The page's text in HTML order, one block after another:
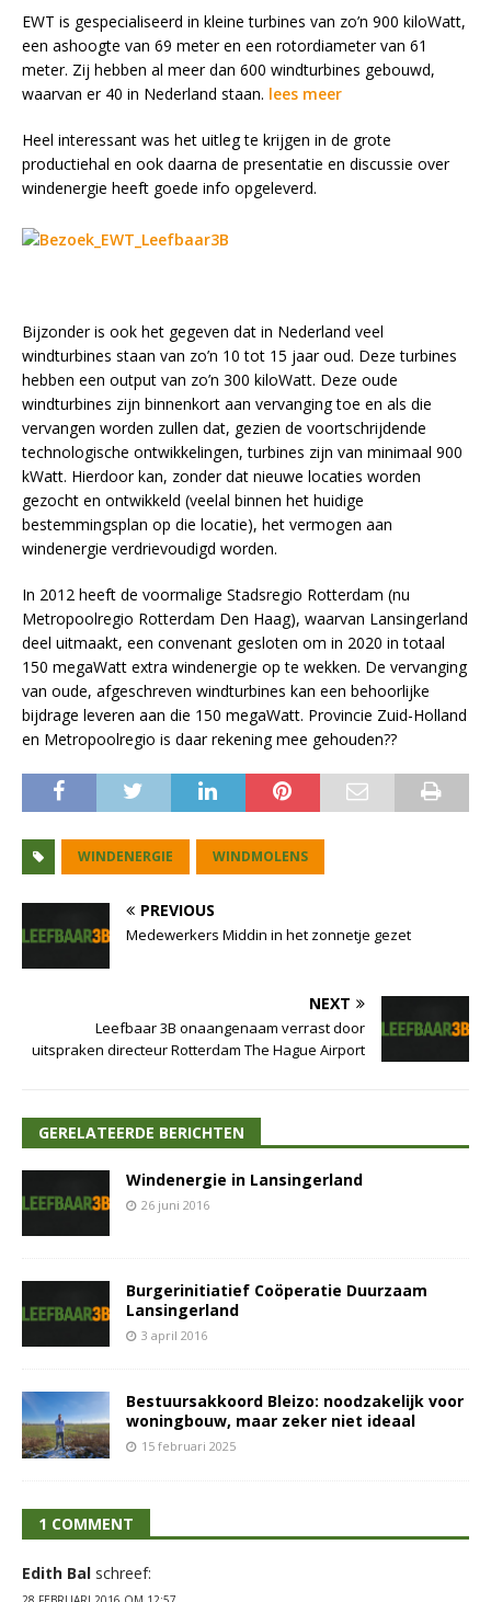
EWT is gespecialiseerd in kleine turbines van zo’n 900 kiloWatt,
een ashoogte van 69 meter en een rotordiameter van 61
meter. Zij hebben al meer dan 600 windturbines gebouwd,
waarvan er 40 in Nederland staan. lees meer
Heel interessant was het uitleg te krijgen in de grote
productiehal en ook daarna de presentatie en discussie over
windenergie heeft goede info opgeleverd.
Bijzonder is ook het gegeven dat in Nederland veel
windturbines staan van zo’n 10 tot 15 jaar oud. Deze turbines
hebben een output van zo’n 300 kiloWatt. Deze oude
windturbines zijn binnenkort aan vervanging toe en als die
vervangen worden zullen dat, gezien de voortschrijdende
technologische ontwikkelingen, turbines zijn van minimaal 900
kWatt. Hierdoor kan, zonder dat nieuwe locaties worden
gezocht en ontwikkeld (veelal binnen het huidige
bestemmingsplan op die locatie), het vermogen aan
windenergie verdrievoudigd worden.
In 2012 heeft de voormalige Stadsregio Rotterdam (nu
Metropoolregio Rotterdam Den Haag), waarvan Lansingerland
deel uitmaakt, een convenant gesloten om in 2020 in totaal
150 megaWatt extra windenergie op te wekken. De vervanging
van oude, afgeschreven windturbines kan een behoorlijke
bijdrage leveren aan die 150 megaWatt. Provincie Zuid-Holland
en Metropoolregio is daar rekening mee gehouden??
WINDENERGIE WINDMOLENS
PREVIOUS
Medewerkers Middin in het zonnetje gezet
NEXT
Leefbaar 3B onaangenaam verrast door
uitspraken directeur Rotterdam The Hague Airport
GERELATEERDE BERICHTEN
Windenergie in Lansingerland
26 juni 2016
Burgerinitiatief Coöperatie Duurzaam
Lansingerland
3 april 2016
Bestuursakkoord Bleizo: noodzakelijk voor
woningbouw, maar zeker niet ideaal
15 februari 2025
1 COMMENT
Edith Bal schreef: